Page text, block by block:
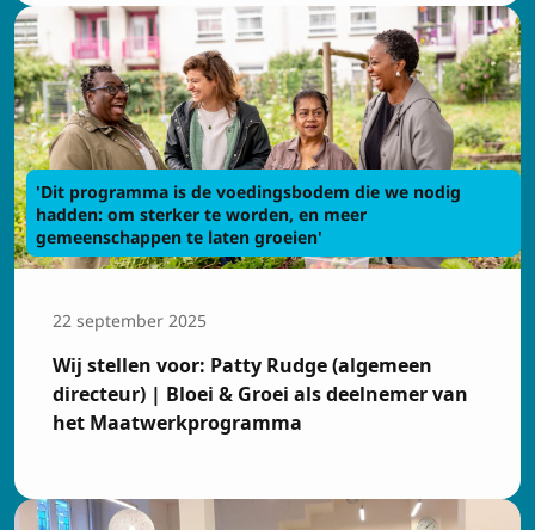
'Dit programma is de voedingsbodem die we nodig
hadden: om sterker te worden, en meer
gemeenschappen te laten groeien'
22 september 2025
Wij stellen voor: Patty Rudge (algemeen
directeur) | Bloei & Groei als deelnemer van
het Maatwerkprogramma